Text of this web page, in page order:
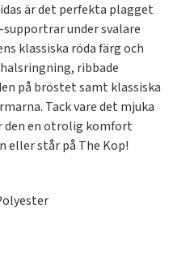
är det perfekta plagget
under svalare
klassiska röda färg och
ribbade
på bröstet samt klassiska
Tack vare det mjuka
den en otrolig komfort
eller står på The Kop!